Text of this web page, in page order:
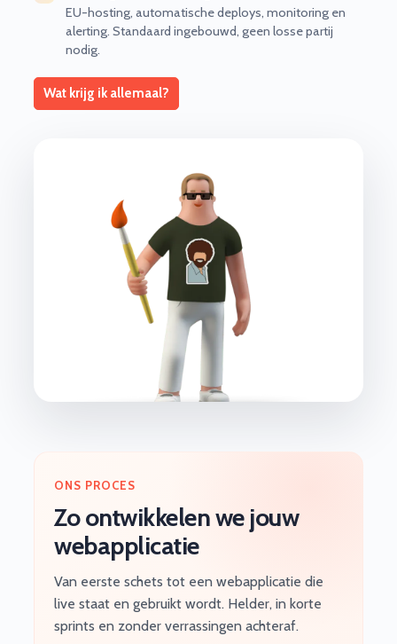
EU-hosting, automatische deploys, monitoring en
alerting. Standaard ingebouwd, geen losse partij
nodig.
Wat krijg ik allemaal?
ONS PROCES
Zo ontwikkelen we jouw
webapplicatie
Van eerste schets tot een webapplicatie die
live staat en gebruikt wordt. Helder, in korte
sprints en zonder verrassingen achteraf.